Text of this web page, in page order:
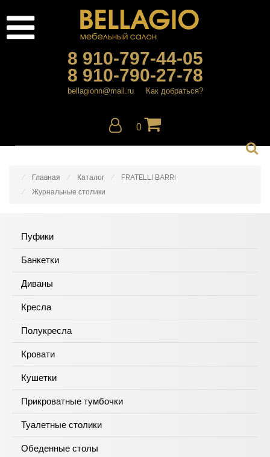
8 910-797-44-05
8 910-790-27-78
bellagionn@mail.ru Как добраться?
0
Главная Каталог
FRATELLI BARRI
Журнальные столики
Пуфики
Банкетки
Диваны
Кресла
Полукресла
Кровати
Кушетки
Прикроватные тумбочки
Туалетные столики
Обеденные столы